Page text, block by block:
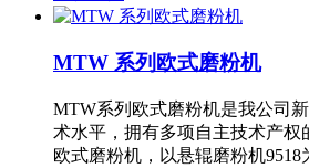
MTW 系列欧式磨粉机
MTW系列欧式磨粉机是我公司
术水平，拥有多项自主技术产
欧式磨粉机，以悬辊磨粉机